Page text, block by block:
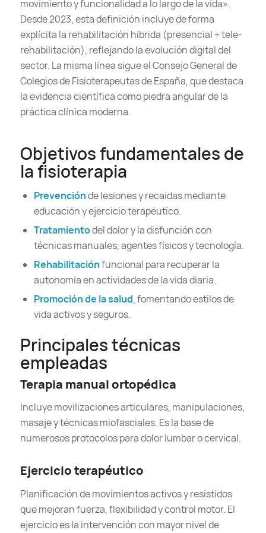
movimiento y funcionalidad a lo largo de la vida».
Desde 2023, esta definición incluye de forma
explícita la rehabilitación híbrida (presencial + tele-
rehabilitación), reflejando la evolución digital del
sector. La misma línea sigue el Consejo General de
Colegios de Fisioterapeutas de España, que destaca
la evidencia científica como piedra angular de la
práctica clínica moderna.
Objetivos fundamentales de
la fisioterapia
Prevenciónde lesiones y recaídas mediante
educación y ejercicio terapéutico.
Tratamientodel dolor y la disfunción con
técnicas manuales, agentes físicos y tecnología.
Rehabilitaciónfuncional para recuperar la
autonomía en actividades de la vida diaria.
Promoción de la salud, fomentando estilos de
vida activos y seguros.
Principales técnicas
empleadas
Terapia manual ortopédica
Incluye movilizaciones articulares, manipulaciones,
masaje y técnicas miofasciales. Es la base de
numerosos protocolos para dolor lumbar o cervical.
Ejercicio terapéutico
Planificación de movimientos activos y resistidos
que mejoran fuerza, flexibilidad y control motor. El
ejercicio es la intervención con mayor nivel de